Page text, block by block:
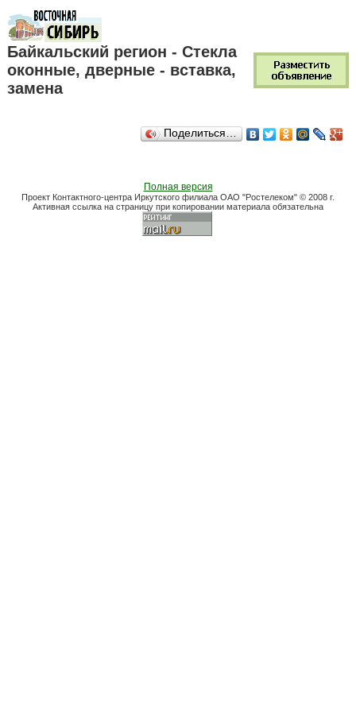
Байкальский регион - Стекла
оконные, дверные - вставка,
замена
Поделиться…
Полная версия
Проект Контактного-центра Иркутского филиала ОАО "Ростелеком" © 2008 г.
Активная ссылка на страницу при копировании материала обязательна